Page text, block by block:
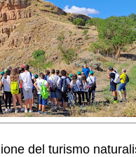
del turismo